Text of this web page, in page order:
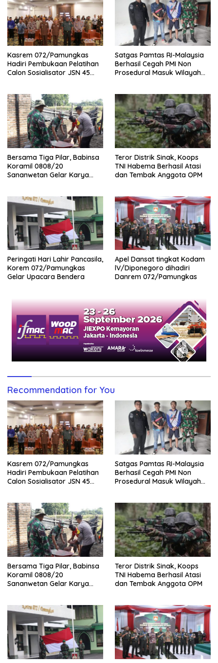
Kasrem 072/Pamungkas
Hadiri Pembukaan Pelatihan
Calon Sosialisator JSN 45
Satgas Pamtas RI-Malaysia
Berhasil Cegah PMI Non
Prosedural Masuk Wilayah
Bersama Tiga Pilar, Babinsa
Koramil 0808/20
Sananwetan Gelar Karya
Teror Distrik Sinak, Koops
TNI Habema Berhasil Atasi
dan Tembak Anggota OPM
Peringati Hari Lahir Pancasila,
Korem 072/Pamungkas
Gelar Upacara Bendera
Apel Dansat tingkat Kodam
lV/Diponegoro dihadiri
Danrem 072/Pamungkas
Recommendation for You
Kasrem 072/Pamungkas
Hadiri Pembukaan Pelatihan
Calon Sosialisator JSN 45
Satgas Pamtas RI-Malaysia
Berhasil Cegah PMI Non
Prosedural Masuk Wilayah
Bersama Tiga Pilar, Babinsa
Koramil 0808/20
Sananwetan Gelar Karya
Teror Distrik Sinak, Koops
TNI Habema Berhasil Atasi
dan Tembak Anggota OPM